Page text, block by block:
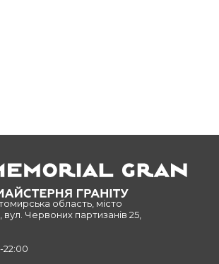
область, місто
Червоних партизанів 25,